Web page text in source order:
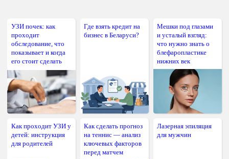
УЗИ почек: как
проходит
обследование, что
показывает и когда
его стоит сделать
Где взять кредит на
бизнес в Беларуси?
Мешки под глазами
и усталый взгляд:
что нужно знать о
блефаропластике
нижних век
Как проходит УЗИ у
детей: инструкция
для родителей
Как сделать прогноз
на теннис — анализ
ключевых факторов
перед матчем
Лазерная эпиляция
для мужчин